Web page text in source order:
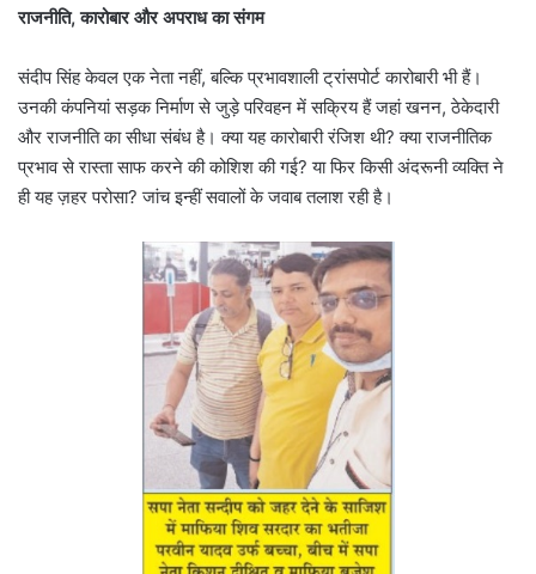
राजनीति, कारोबार और अपराध का संगम
संदीप सिंह केवल एक नेता नहीं, बल्कि प्रभावशाली ट्रांसपोर्ट कारोबारी भी हैं।
उनकी कंपनियां सड़क निर्माण से जुड़े परिवहन में सक्रिय हैं जहां खनन, ठेकेदारी
और राजनीति का सीधा संबंध है। क्या यह कारोबारी रंजिश थी? क्या राजनीतिक
प्रभाव से रास्ता साफ करने की कोशिश की गई? या फिर किसी अंदरूनी व्यक्ति ने
ही यह ज़हर परोसा? जांच इन्हीं सवालों के जवाब तलाश रही है।